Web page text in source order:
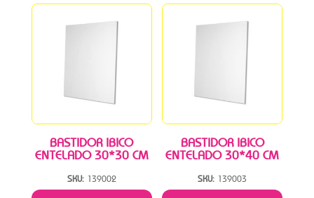
BASTIDOR IBICO
ENTELADO 30*30 CM
SKU: 139002
BASTIDOR IBICO
ENTELADO 30*40 CM
SKU: 139003